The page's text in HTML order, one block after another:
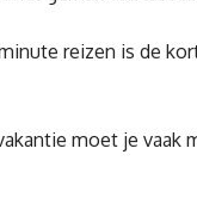
reizen is de
moet je